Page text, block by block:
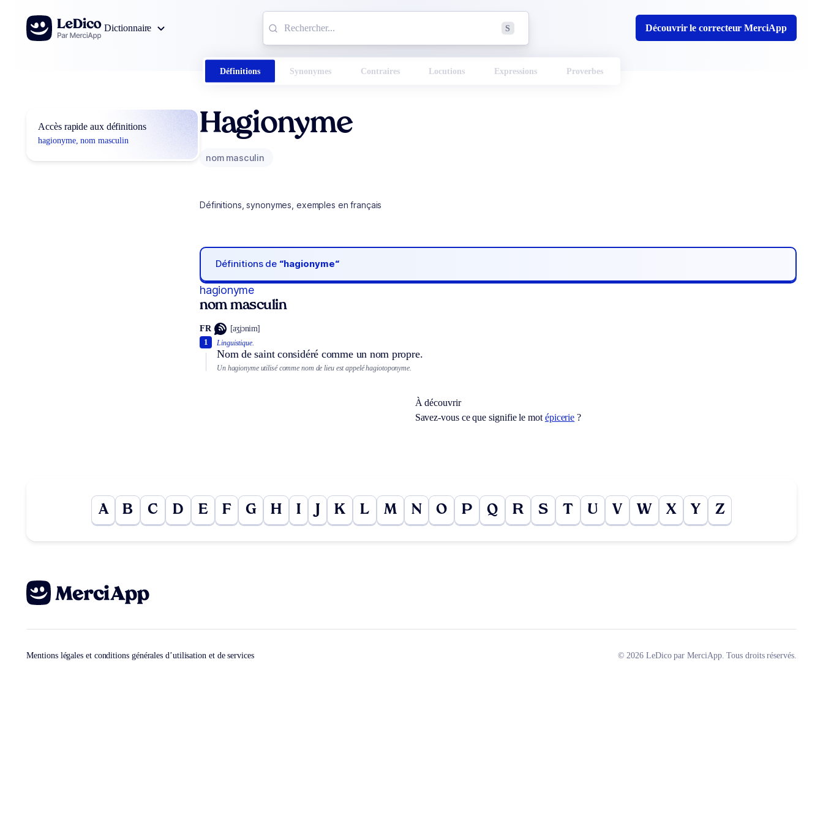
Aller au contenu
Dictionnaire
S Découvrir le correcteur MerciApp
Définitions Synonymes Contraires Locutions Expressions Proverbes
Accès rapide aux définitions
hagionyme, nom masculin
Hagionyme
nom masculin
Définitions, synonymes, exemples en français
Définitions de “hagionyme“
hagionyme
nom masculin
FR [aʒjɔnim]
Linguistique.
Nom de saint considéré comme un nom propre.
1
Un hagionyme utilisé comme nom de lieu est appelé hagiotoponyme.
À découvrir
Savez-vous ce que signifie le mot épicerie ?
A B C D E F G H I J K L M N O P Q R S T U V W X Y Z
Mentions légales et conditions générales d’utilisation et de services © 2026 LeDico par MerciApp. Tous droits réservés.